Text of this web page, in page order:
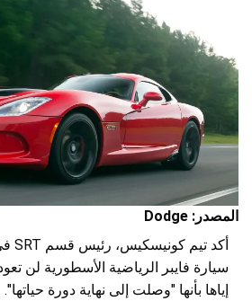
المصدر: Dodge
أكد تيم كونيسكيس، رئيس قسم SRT في
سيارة فايبر الرياضية الأسطورية لن
إياها بأنها "وصلت إلى نهاية دورة حياتها".